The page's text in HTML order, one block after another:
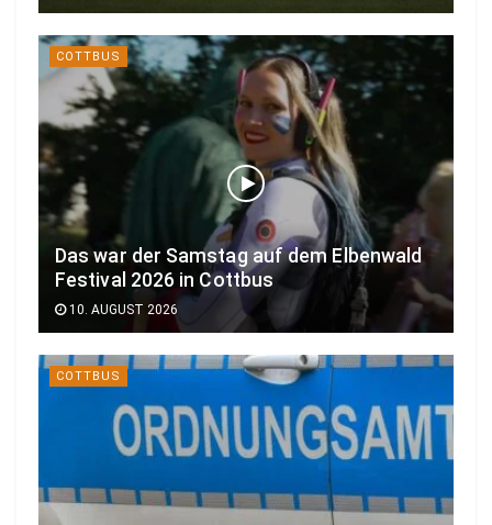
COTTBUS
Das war der Samstag auf dem Elbenwald
Festival 2026 in Cottbus
10. AUGUST 2026
COTTBUS